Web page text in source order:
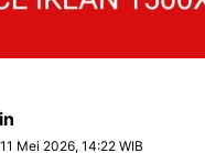
Mei 2026, 14:22 WIB